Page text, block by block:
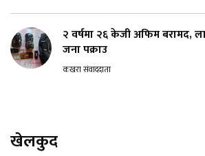
२ वर्षमा २६ केजी अफिम बरामद,
जना पक्राउ
कखरा संवाददाता
खेलकुद